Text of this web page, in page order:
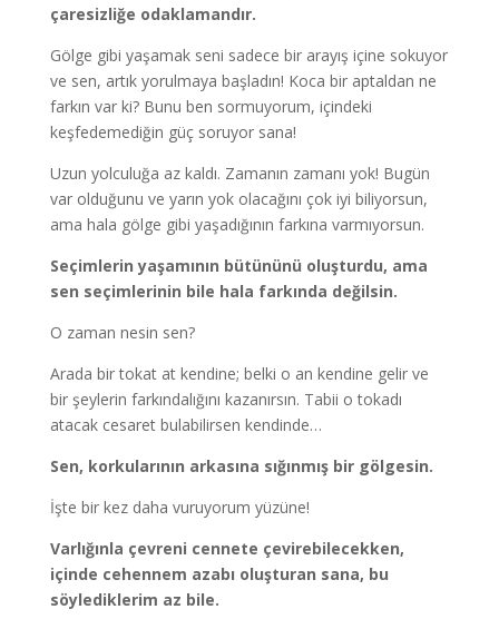
çaresizliğe odaklamandır.
Gölge gibi yaşamak seni sadece bir arayış içine sokuyor
ve sen, artık yorulmaya başladın! Koca bir aptaldan ne
farkın var ki? Bunu ben sormuyorum, içindeki
keşfedemediğin güç soruyor sana!
Uzun yolculuğa az kaldı. Zamanın zamanı yok! Bugün
var olduğunu ve yarın yok olacağını çok iyi biliyorsun,
ama hala gölge gibi yaşadığının farkına varmıyorsun.
Seçimlerin yaşamının bütününü oluşturdu, ama
sen seçimlerinin bile hala farkında değilsin.
O zaman nesin sen?
Arada bir tokat at kendine; belki o an kendine gelir ve
bir şeylerin farkındalığını kazanırsın. Tabii o tokadı
atacak cesaret bulabilirsen kendinde…
Sen, korkularının arkasına sığınmış bir gölgesin.
İşte bir kez daha vuruyorum yüzüne!
Varlığınla çevreni cennete çevirebilecekken,
içinde cehennem azabı oluşturan sana, bu
söylediklerim az bile.